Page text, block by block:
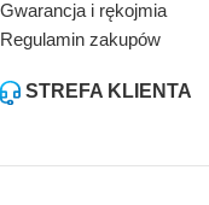
Gwarancja i rękojmia
Regulamin zakupów
STREFA KLIENTA